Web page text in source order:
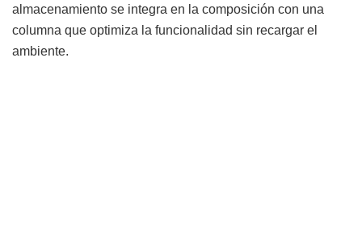
almacenamiento se integra en la composición con una
columna que optimiza la funcionalidad sin recargar el
ambiente.